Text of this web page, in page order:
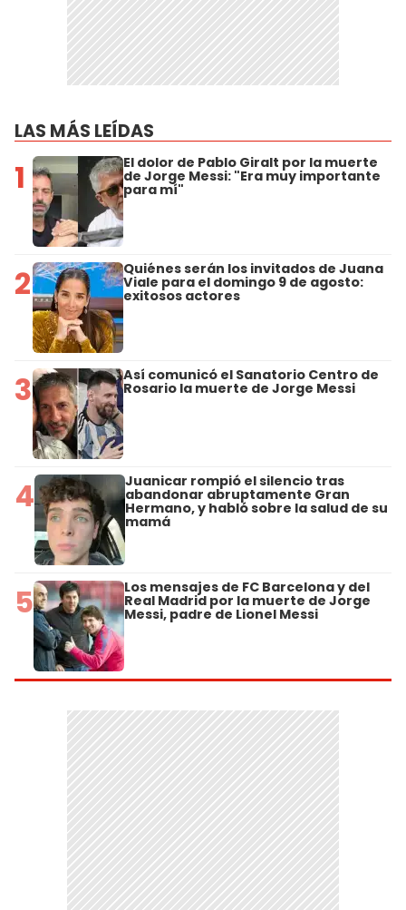
LAS MÁS LEÍDAS
1 El dolor de Pablo Giralt por la muerte
de Jorge Messi: "Era muy importante
para mí"
2 Quiénes serán los invitados de Juana
Viale para el domingo 9 de agosto:
exitosos actores
3 Así comunicó el Sanatorio Centro de
Rosario la muerte de Jorge Messi
4 Juanicar rompió el silencio tras
abandonar abruptamente Gran
Hermano, y habló sobre la salud de su
mamá
5 Los mensajes de FC Barcelona y del
Real Madrid por la muerte de Jorge
Messi, padre de Lionel Messi